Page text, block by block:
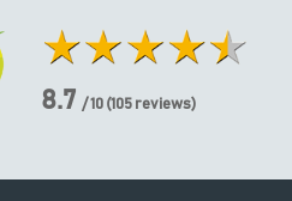
8.7 / 10 (105 reviews)